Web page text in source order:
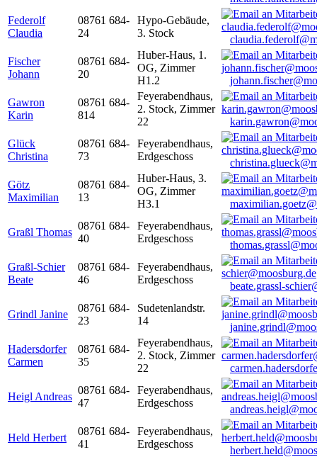
Federolf
Claudia
08761 684-
24
Hypo-Gebäude,
3. Stock
Fischer
Johann
08761 684-
20
Huber-Haus, 1.
OG, Zimmer
H1.2
Gawron
Karin
08761 684-
814
Feyerabendhaus,
2. Stock, Zimmer
22
Glück
Christina
08761 684-
73
Feyerabendhaus,
Erdgeschoss
Götz
Maximilian
08761 684-
13
Huber-Haus, 3.
OG, Zimmer
H3.1
Graßl Thomas
08761 684-
40
Feyerabendhaus,
Erdgeschoss
Graßl-Schier
Beate
08761 684-
46
Feyerabendhaus,
Erdgeschoss
beate.grassl-
Grindl Janine
08761 684-
23
Sudetenlandstr.
14
Hadersdorfer
Carmen
08761 684-
35
Feyerabendhaus,
2. Stock, Zimmer
22
Heigl Andreas
08761 684-
47
Feyerabendhaus,
Erdgeschoss
Held Herbert
08761 684-
41
Feyerabendhaus,
Erdgeschoss